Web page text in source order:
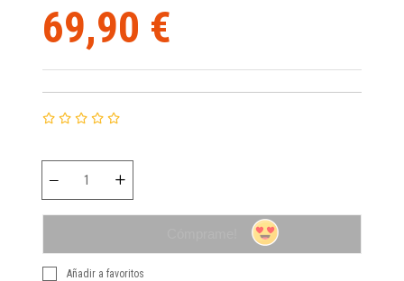
69,90 €
Añadir a favoritos